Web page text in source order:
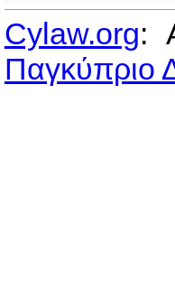
Cylaw.org:
Παγκύπριο